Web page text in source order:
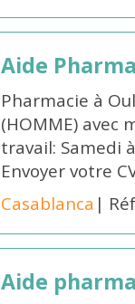
Aide
Pharmacie à
(HOMME) avec
travail: Samedi
Envoyer votre
Casablanca |
Aide